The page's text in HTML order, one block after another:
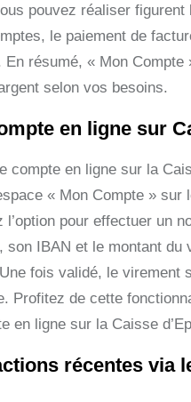
pouvez réaliser
le paiement de
résumé, « Mon
selon vos besoins.
en ligne sur
en ligne sur la
« Mon Compte » sur
pour effectuer un
IBAN et le montant du
fois validé, le virement
Profitez de cette
en ligne sur la Caisse
récentes via